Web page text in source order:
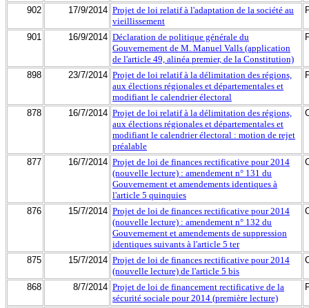
902 17/9/2014 Projet de loi relatif à l'adaptation de la société au
vieillissement
901 16/9/2014 Déclaration de politique générale du
Gouvernement de M. Manuel Valls (application
de l'article 49, alinéa premier, de la Constitution)
898 23/7/2014 Projet de loi relatif à la délimitation des régions,
aux élections régionales et départementales et
modifiant le calendrier électoral
878 16/7/2014 Projet de loi relatif à la délimitation des régions,
aux élections régionales et départementales et
modifiant le calendrier électoral : motion de rejet
préalable
877 16/7/2014 Projet de loi de finances rectificative pour 2014
(nouvelle lecture) : amendement n° 131 du
Gouvernement et amendements identiques à
l'article 5 quinquies
876 15/7/2014 Projet de loi de finances rectificative pour 2014
(nouvelle lecture) : amendement n° 132 du
Gouvernement et amendements de suppression
identiques suivants à l'article 5 ter
875 15/7/2014 Projet de loi de finances rectificative pour 2014
(nouvelle lecture) de l'article 5 bis
868 8/7/2014 Projet de loi de financement rectificative de la
sécurité sociale pour 2014 (première lecture)